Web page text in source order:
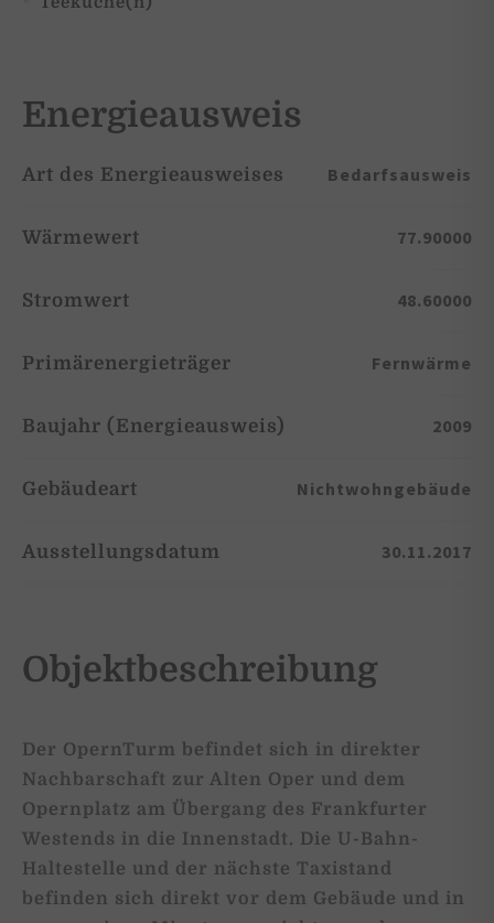
Energieausweis
Art des Energieausweises Bedarfsausweis
Wärmewert 77.90000
Stromwert 48.60000
Primärenergieträger Fernwärme
Baujahr (Energieausweis) 2009
Gebäudeart Nichtwohngebäude
Ausstellungsdatum 30.11.2017
Objektbeschreibung
Der OpernTurm befindet sich in direkter
Nachbarschaft zur Alten Oper und dem
Opernplatz am Übergang des Frankfurter
Westends in die Innenstadt. Die U-Bahn-
Haltestelle und der nächste Taxistand
befinden sich direkt vor dem Gebäude und in